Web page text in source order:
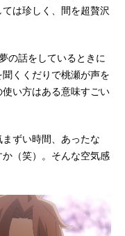
は珍しく、間を超贅沢
の話をしているときに
くくだりで桃瀬が声を
い方はある意味すごい
ずい時間、あったな
（笑）。そんな空気感